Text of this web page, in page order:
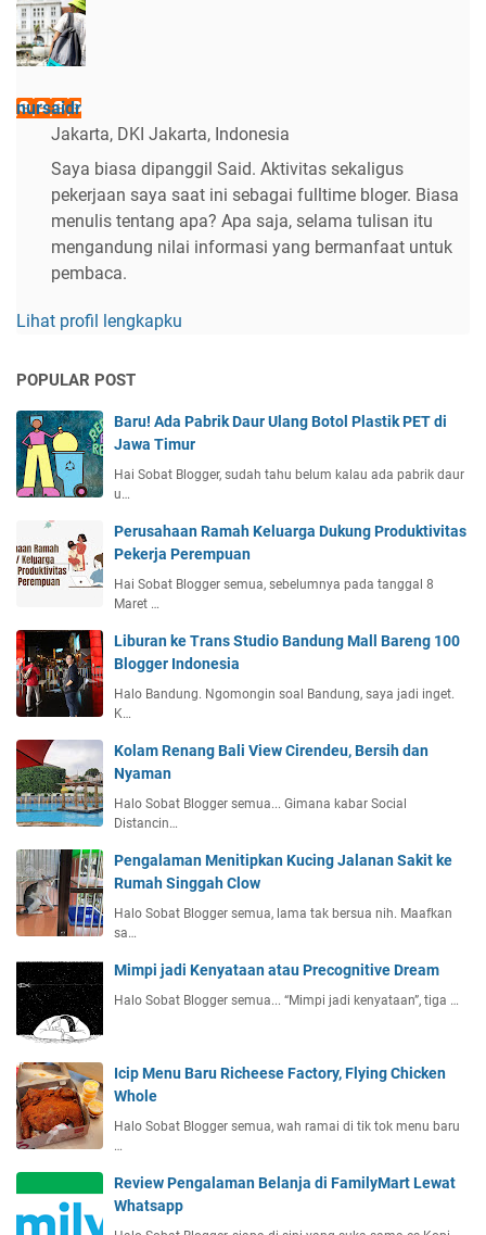
nursaidr
Jakarta, DKI Jakarta, Indonesia
Saya biasa dipanggil Said. Aktivitas sekaligus
pekerjaan saya saat ini sebagai fulltime bloger. Biasa
menulis tentang apa? Apa saja, selama tulisan itu
mengandung nilai informasi yang bermanfaat untuk
pembaca.
Lihat profil lengkapku
POPULAR POST
Baru! Ada Pabrik Daur Ulang Botol Plastik PET di
Jawa Timur
Hai Sobat Blogger, sudah tahu belum kalau ada pabrik daur
u…
Perusahaan Ramah Keluarga Dukung Produktivitas
Pekerja Perempuan
Hai Sobat Blogger semua, sebelumnya pada tanggal 8
Maret …
Liburan ke Trans Studio Bandung Mall Bareng 100
Blogger Indonesia
Halo Bandung. Ngomongin soal Bandung, saya jadi inget.
K…
Kolam Renang Bali View Cirendeu, Bersih dan
Nyaman
Halo Sobat Blogger semua... Gimana kabar Social
Distancin…
Pengalaman Menitipkan Kucing Jalanan Sakit ke
Rumah Singgah Clow
Halo Sobat Blogger semua, lama tak bersua nih. Maafkan
sa…
Mimpi jadi Kenyataan atau Precognitive Dream
Halo Sobat Blogger semua... “Mimpi jadi kenyataan”, tiga …
Icip Menu Baru Richeese Factory, Flying Chicken
Whole
Halo Sobat Blogger semua, wah ramai di tik tok menu baru
…
Review Pengalaman Belanja di FamilyMart Lewat
Whatsapp